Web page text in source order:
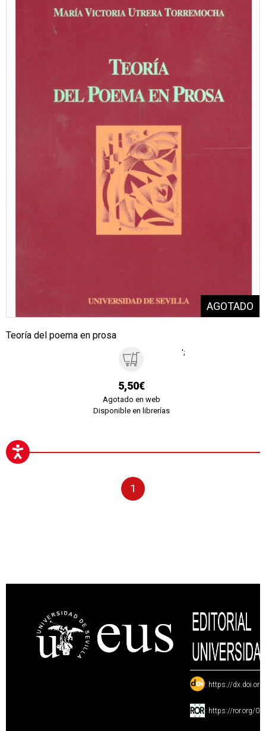
Teoría del poema en prosa
5,50€
Agotado en web
Disponible en librerías
';
1
: https://
: https://ror.org/